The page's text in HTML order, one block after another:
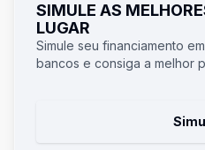
SIMULE AS
LUGAR
Simule seu financiamento
bancos e consiga a melhor